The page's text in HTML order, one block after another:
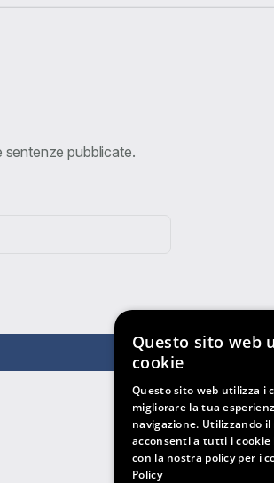
sentenze pubblicate.
Questo sito web
cookie
Questo sito web utilizza i
migliorare la tua
navigazione. Utilizzando
acconsenti a tutti i cookie
con la nostra policy per i
Policy